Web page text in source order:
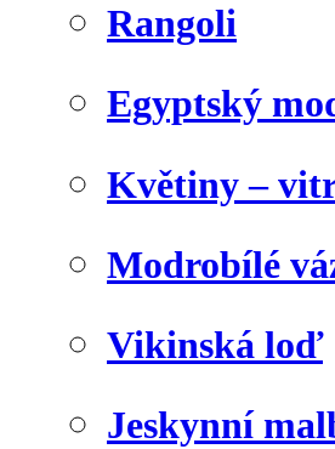
Rangoli
Egyptský
Květiny –
Modrobílé
Vikinská loď
Jeskynní